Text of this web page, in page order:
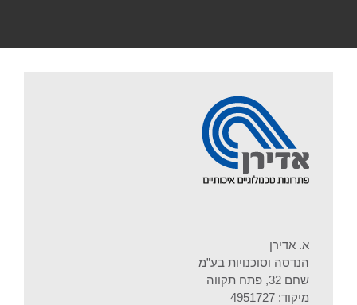
א. אדירן
הנדסה וסוכנויות בע”מ
שחם 32, פתח תקווה
מיקוד: 4951727